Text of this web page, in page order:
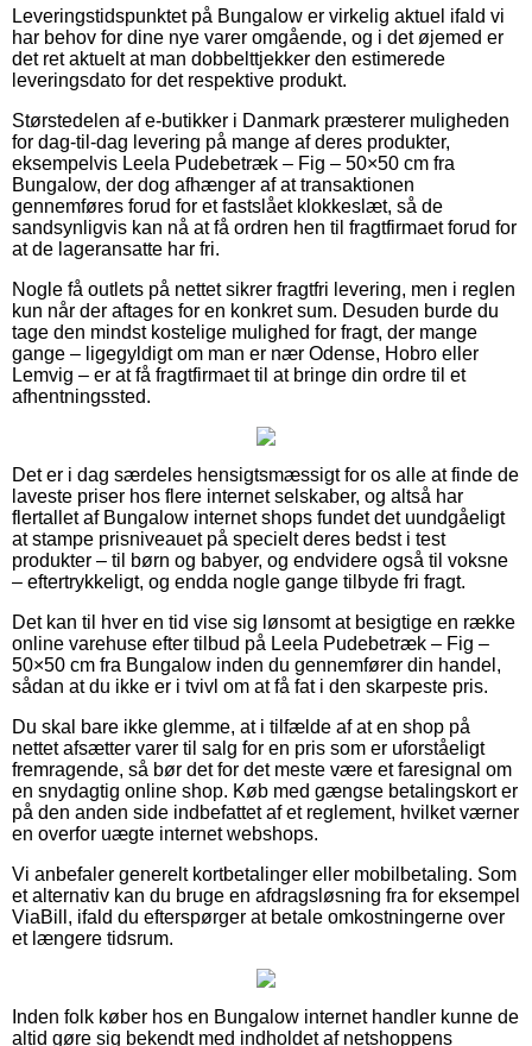
Leveringstidspunktet på Bungalow er virkelig aktuel ifald vi
har behov for dine nye varer omgående, og i det øjemed er
det ret aktuelt at man dobbelttjekker den estimerede
leveringsdato for det respektive produkt.
Størstedelen af e-butikker i Danmark præsterer muligheden
for dag-til-dag levering på mange af deres produkter,
eksempelvis Leela Pudebetræk – Fig – 50×50 cm fra
Bungalow, der dog afhænger af at transaktionen
gennemføres forud for et fastslået klokkeslæt, så de
sandsynligvis kan nå at få ordren hen til fragtfirmaet forud for
at de lageransatte har fri.
Nogle få outlets på nettet sikrer fragtfri levering, men i reglen
kun når der aftages for en konkret sum. Desuden burde du
tage den mindst kostelige mulighed for fragt, der mange
gange – ligegyldigt om man er nær Odense, Hobro eller
Lemvig – er at få fragtfirmaet til at bringe din ordre til et
afhentningssted.
Det er i dag særdeles hensigtsmæssigt for os alle at finde de
laveste priser hos flere internet selskaber, og altså har
flertallet af Bungalow internet shops fundet det uundgåeligt
at stampe prisniveauet på specielt deres bedst i test
produkter – til børn og babyer, og endvidere også til voksne
– eftertrykkeligt, og endda nogle gange tilbyde fri fragt.
Det kan til hver en tid vise sig lønsomt at besigtige en række
online varehuse efter tilbud på Leela Pudebetræk – Fig –
50×50 cm fra Bungalow inden du gennemfører din handel,
sådan at du ikke er i tvivl om at få fat i den skarpeste pris.
Du skal bare ikke glemme, at i tilfælde af at en shop på
nettet afsætter varer til salg for en pris som er uforståeligt
fremragende, så bør det for det meste være et faresignal om
en snydagtig online shop. Køb med gængse betalingskort er
på den anden side indbefattet af et reglement, hvilket værner
en overfor uægte internet webshops.
Vi anbefaler generelt kortbetalinger eller mobilbetaling. Som
et alternativ kan du bruge en afdragsløsning fra for eksempel
ViaBill, ifald du efterspørger at betale omkostningerne over
et længere tidsrum.
Inden folk køber hos en Bungalow internet handler kunne de
altid gøre sig bekendt med indholdet af netshoppens